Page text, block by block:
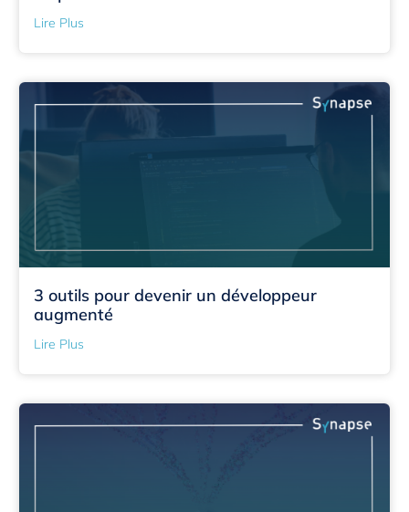
Lire Plus
3 outils pour devenir un développeur
augmenté
Lire Plus